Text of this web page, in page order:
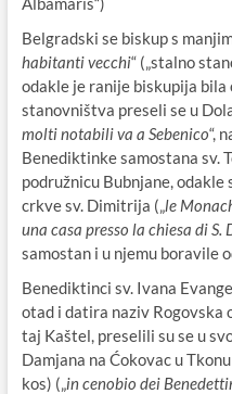
Belgradski se biskup s
habitanti vecchi“ („stalno
odakle je ranije biskupija
stanovništva preseli se u
molti notabili va a Sebenico“,
Benediktinke samostana sv.
podružnicu Bubnjane, odakle
crkve sv. Dimitrija („le
una casa presso la chiesa di S.
samostan i u njemu boravile
Benediktinci sv. Ivana
otad i datira naziv Rogovska
taj Kaštel, preselili su se u
Damjana na Ćokovac u
kos) („in cenobio dei